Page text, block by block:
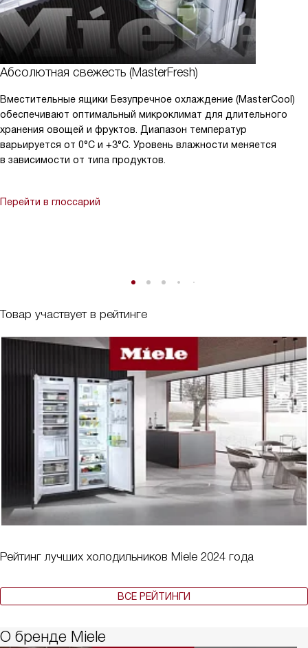
Товар участвует в рейтинге
Рейтинг лучших холодильников Miele 2024 года
ВСЕ РЕЙТИНГИ
Абсолютная свежесть (MasterFresh)
Вместительные ящики Безупречное охлаждение (MasterCool)
обеспечивают оптимальный микроклимат для длительного
хранения овощей и фруктов. Диапазон температур
варьируется от 0°C и +3°C. Уровень влажности меняется
в зависимости от типа продуктов.
Перейти в глоссарий
О бренде Miele